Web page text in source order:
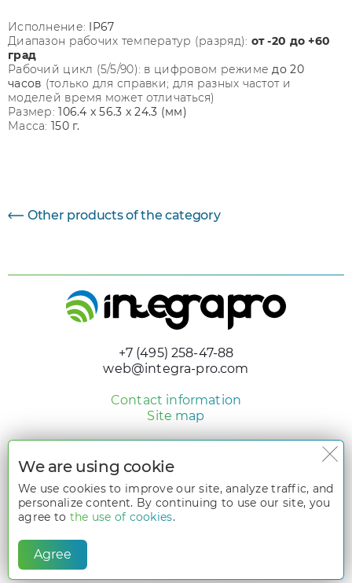
Исполнение: IP67
Диапазон рабочих температур (разряд): от -20 до +60
град
Рабочий цикл (5/5/90): в цифровом режимедо 20
часов (только для справки; для разных частот и
моделей время может отличаться)
Размер:106.4 x 56.3 x 24.3 (мм)
Масса: 150 г.
Other products of the category
+7 (495) 258-47-88
web@integra-pro.com
Contact information
Site map
Design and development
nologostudio.ru
All rights reserved. The information on the websitewww.integra-
pro.com is the intellectual property of its owners and is protected by
Part 4 of the Civil Code, which pertains to the rights to the results of
from the website
We are using cookie
We use cookies to improve our site, analyze traffic, and
personalize content. By continuing to use our site, you
agree to the use of cookies.
Agree